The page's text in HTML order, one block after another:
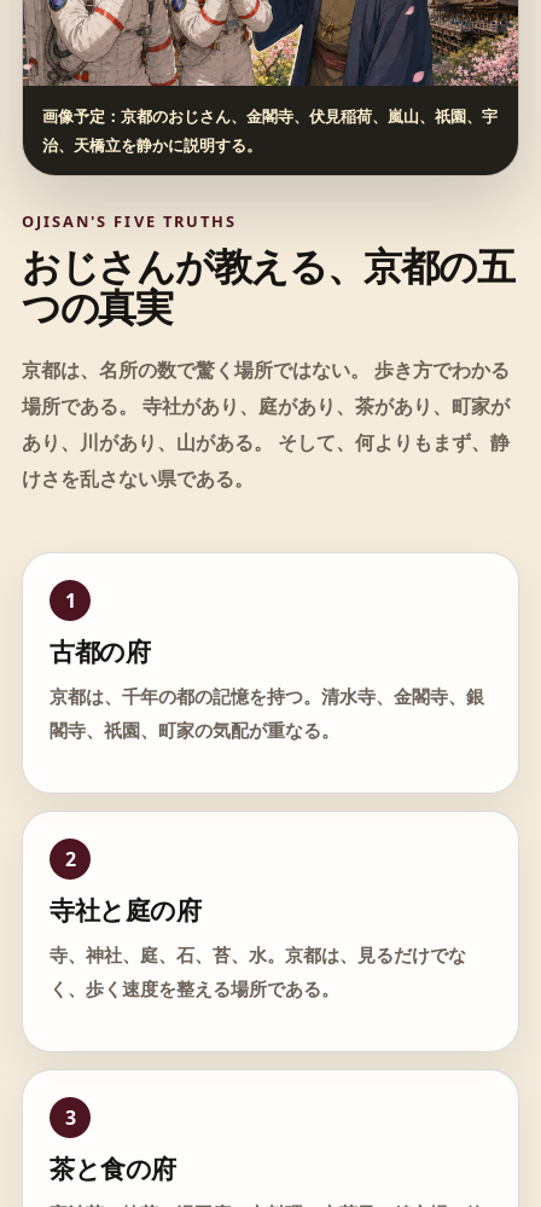
画像予定：京都のおじさん、金閣寺、伏見稲荷、嵐山、祇園、宇
治、天橋立を静かに説明する。
OJISAN'S FIVE TRUTHS
おじさんが教える、京都の五
つの真実
京都は、名所の数で驚く場所ではない。 歩き方でわかる
場所である。 寺社があり、庭があり、茶があり、町家が
あり、川があり、山がある。 そして、何よりもまず、静
けさを乱さない県である。
1
古都の府
京都は、千年の都の記憶を持つ。清水寺、金閣寺、銀
閣寺、祇園、町家の気配が重なる。
2
寺社と庭の府
寺、神社、庭、石、苔、水。京都は、見るだけでな
く、歩く速度を整える場所である。
3
茶と食の府